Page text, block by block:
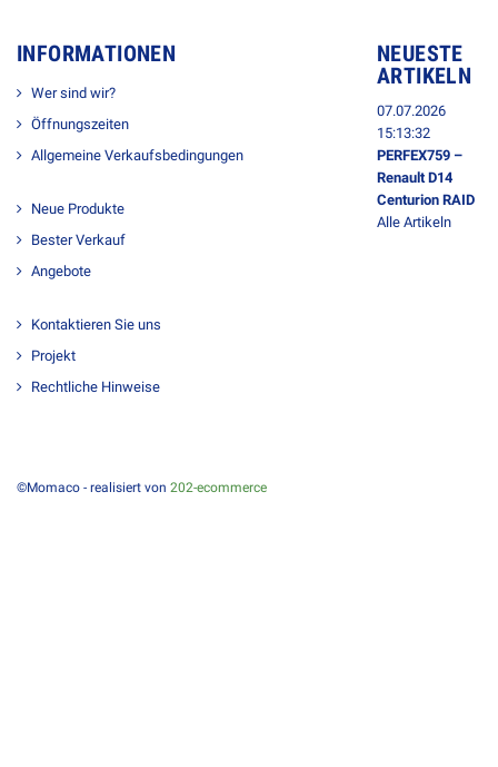
INFORMATIONEN
Wer sind wir?
Öffnungszeiten
Allgemeine Verkaufsbedingungen
Neue Produkte
Bester Verkauf
Angebote
Kontaktieren Sie uns
Projekt
Rechtliche Hinweise
NEUESTE
ARTIKELN
07.07.2026
15:13:32
PERFEX759 –
Renault D14
Centurion RAID
Alle Artikeln
©Momaco - realisiert von 202-ecommerce